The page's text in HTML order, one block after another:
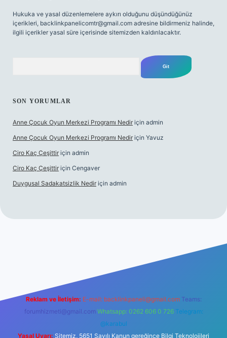
Hukuka ve yasal düzenlemelere aykırı olduğunu düşündüğünüz
içerikleri, backlinkpanelicomtr@gmail.com adresine bildirmeniz halinde,
ilgili içerikler yasal süre içerisinde sitemizden kaldırılacaktır.
SON YORUMLAR
Anne Çocuk Oyun Merkezi Programı Nedir için admin
Anne Çocuk Oyun Merkezi Programı Nedir için Yavuz
Ciro Kaç Çeşittir için admin
Ciro Kaç Çeşittir için Cengaver
Duygusal Sadakatsizlik Nedir için admin
elexbetgiris.org
Reklam ve İletişim: E-mail: backlinkpaneli@gmail.com Teams:
forumhizmeti@gmail.com Whatsapp: 0262 606 0 726 Telegram:
@karabul
Yasal Uyarı: Sitemiz, 5651 Sayılı Kanun gereğince Bilgi Teknolojileri